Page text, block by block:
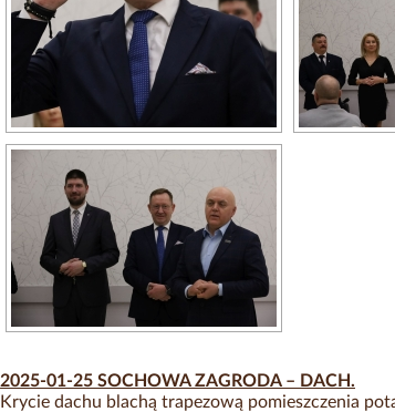
2025-01-25 SOCHOWA ZAGRODA – DACH.
Krycie dachu blachą trapezową pomieszczenia